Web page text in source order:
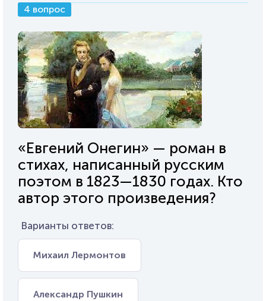
4 вопрос
«Евгений Онегин» — роман в
стихах, написанный русским
поэтом в 1823—1830 годах. Кто
автор этого произведения?
Варианты ответов:
Михаил Лермонтов
Александр Пушкин